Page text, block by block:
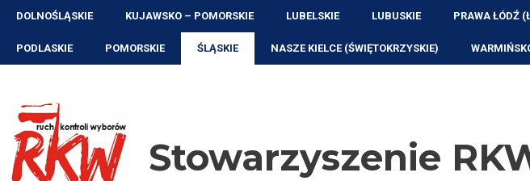
Przejdź
treści
DOLNOŚLĄSKIE KUJAWSKO – POMORSKIE LUBELSKIE LUBUSKIE PRAWA ŁÓDŹ
PODLASKIE POMORSKIE ŚLĄSKIE NASZE KIELCE (ŚWIĘTOKRZYSKIE)
Stowarzyszenie